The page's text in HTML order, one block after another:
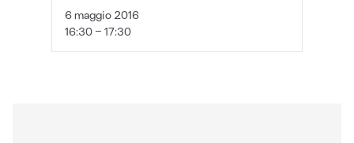
6 maggio 2016
16:30 - 17:30